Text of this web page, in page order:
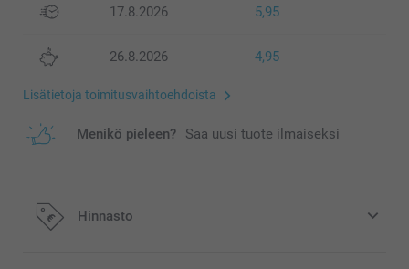
17.8.2026 5,95
26.8.2026 4,95
Lisätietoja toimitusvaihtoehdoista
Menikö pieleen? Saa uusi tuote ilmaiseksi
Hinnasto